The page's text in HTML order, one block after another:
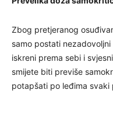
Zbog pretjeranog
samo postati
iskreni prema sebi i
smijete biti previše
potapšati po leđima